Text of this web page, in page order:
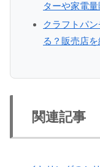
ターや家電
クラフトパ
る？販売店を
関連記事